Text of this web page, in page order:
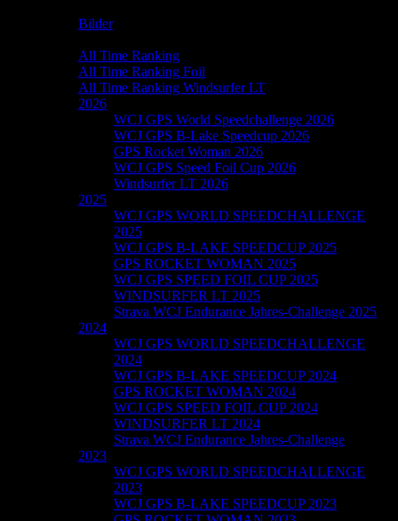
Bilder
All Time Ranking
All Time Ranking Foil
All Time Ranking Windsurfer LT
2026
WCJ GPS World Speedchallenge 2026
WCJ GPS B-Lake Speedcup 2026
GPS Rocket Woman 2026
WCJ GPS Speed Foil Cup 2026
Windsurfer LT 2026
2025
WCJ GPS WORLD SPEEDCHALLENGE
2025
WCJ GPS B-LAKE SPEEDCUP 2025
GPS ROCKET WOMAN 2025
WCJ GPS SPEED FOIL CUP 2025
WINDSURFER LT 2025
Strava WCJ Endurance Jahres-Challenge 2025
2024
WCJ GPS WORLD SPEEDCHALLENGE
2024
WCJ GPS B-LAKE SPEEDCUP 2024
GPS ROCKET WOMAN 2024
WCJ GPS SPEED FOIL CUP 2024
WINDSURFER LT 2024
Strava WCJ Endurance Jahres-Challenge
2023
WCJ GPS WORLD SPEEDCHALLENGE
2023
WCJ GPS B-LAKE SPEEDCUP 2023